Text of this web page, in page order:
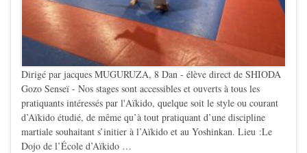
Dirigé par jacques MUGURUZA, 8 Dan - élève direct de SHIODA
Gozo Senseï - Nos stages sont accessibles et ouverts à tous les
pratiquants intéressés par l'Aïkido, quelque soit le style ou courant
d’Aïkido étudié, de même qu’à tout pratiquant d’une discipline
martiale souhaitant s’initier à l’Aïkido et au Yoshinkan. Lieu :Le
Dojo de l’École d’Aïkido …